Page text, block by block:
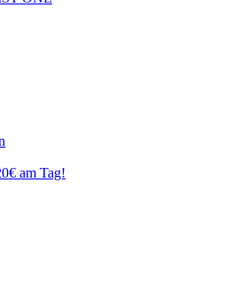
am Tag!